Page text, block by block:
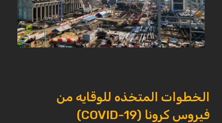
الخطوات المتخذه للوقايه من
فيروس كرونا (COVID-19)